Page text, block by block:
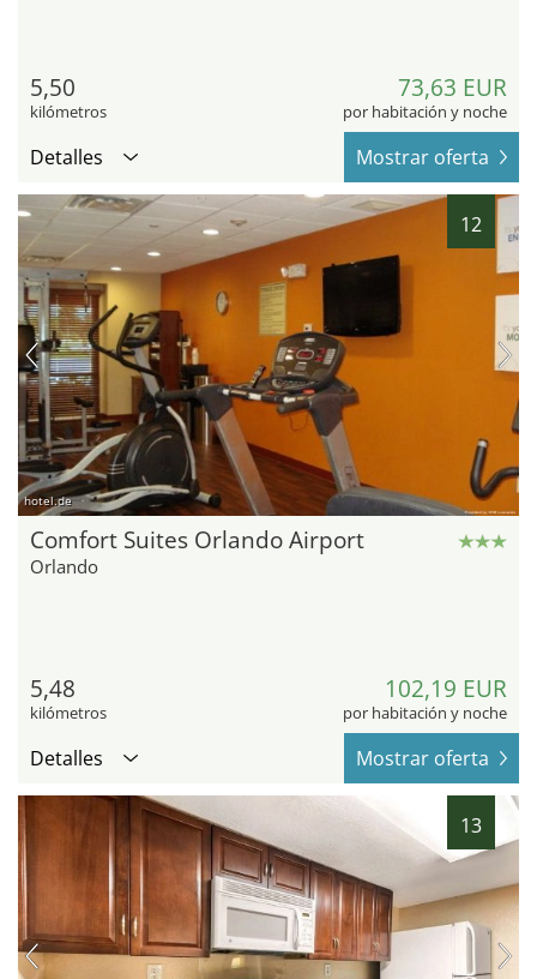
5,50
kilómetros
73,63 EUR
por habitación y noche
Detalles Mostrar oferta
12
hotel.de
Comfort Suites Orlando Airport
Orlando
5,48
kilómetros
102,19 EUR
por habitación y noche
Detalles Mostrar oferta
13